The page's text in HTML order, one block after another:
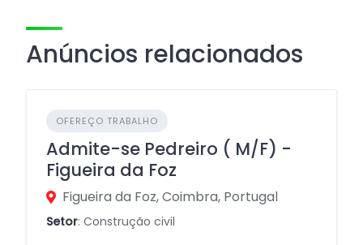
Anúncios relacionados
OFEREÇO TRABALHO
Admite-se Pedreiro ( M/F) -
Figueira da Foz
Figueira da Foz, Coimbra, Portugal
Setor: Construção civil